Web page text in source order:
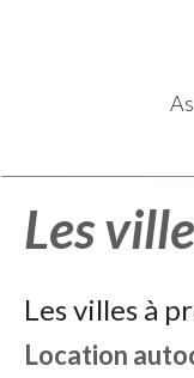
Les
Les villes à
Location